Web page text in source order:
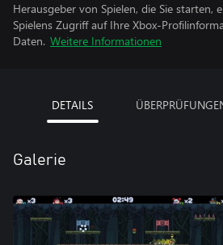
Herausgeber von Spielen, die Sie starten,
Spielens Zugriff auf Ihre Xbox-
Daten. Weitere Informationen
DETAILS
Galerie